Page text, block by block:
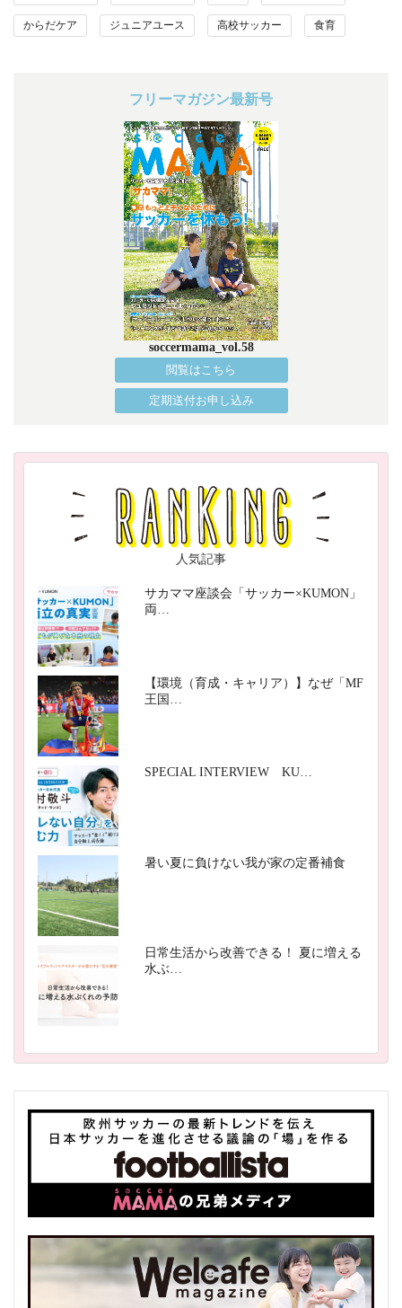
からだケア ジュニアユース 高校サッカー 食育
フリーマガジン最新号
soccermama_vol.58
閲覧はこちら
定期送付お申し込み
人気記事
サカママ座談会「サッカー×KUMON」
両…
【環境（育成・キャリア）】なぜ「MF
王国…
SPECIAL INTERVIEW KU…
暑い夏に負けない我が家の定番補食
日常生活から改善できる！ 夏に増える
水ぶ…